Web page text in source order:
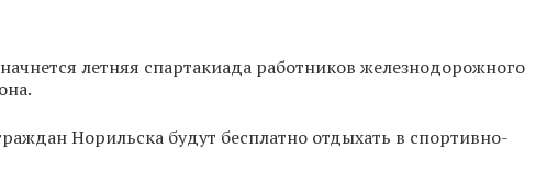
летняя спартакиада работников железнодорожного
Норильска будут бесплатно отдыхать в спортивно-